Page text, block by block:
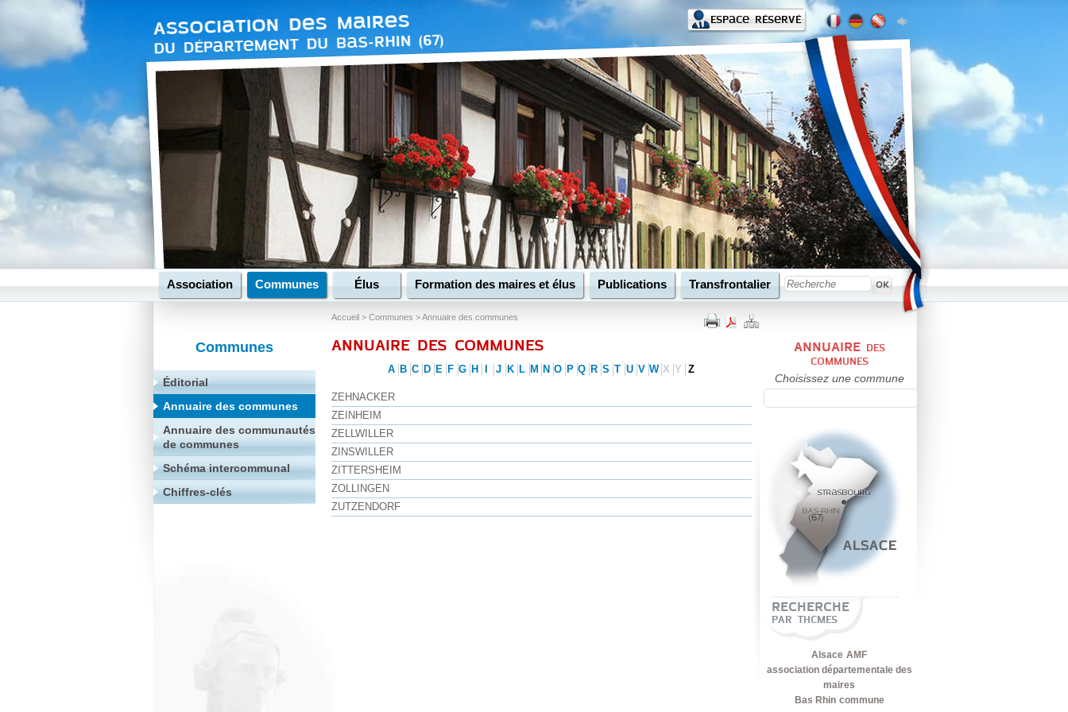
Espace réservé
Association Communes Élus Formation des maires et élus Publications Transfrontalier
Accueil >Communes >Annuaire des communes
Communes
Éditorial
Annuaire des communes
Annuaire des communautés
de communes
Schéma intercommunal
Chiffres-clés
ANNUAIRE DES COMMUNES
A B C D E F G H J K L M N O P Q R S T U V W X Y Z
ZEHNACKER
ZEINHEIM
ZELLWILLER
ZINSWILLER
ZITTERSHEIM
ZOLLINGEN
ZUTZENDORF
ANNUAIREDES
COMMUNES
Choisissez une commune
RECHERCHE
PAR THCMES
Alsace AMF
association départementale des
maires
Bas Rhin commune